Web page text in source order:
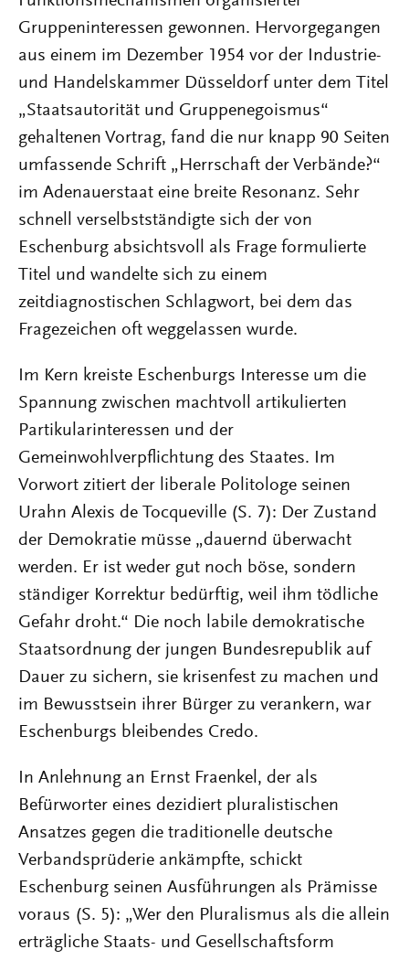
Gruppeninteressen gewonnen. Hervorgegangen
aus einem im Dezember 1954 vor der Industrie-
und Handelskammer Düsseldorf unter dem Titel
„Staatsautorität und Gruppenegoismus“
gehaltenen Vortrag, fand die nur knapp 90 Seiten
umfassende Schrift „Herrschaft der Verbände?“
im Adenauerstaat eine breite Resonanz. Sehr
schnell verselbstständigte sich der von
Eschenburg absichtsvoll als Frage formulierte
Titel und wandelte sich zu einem
zeitdiagnostischen Schlagwort, bei dem das
Fragezeichen oft weggelassen wurde.
Im Kern kreiste Eschenburgs Interesse um die
Spannung zwischen machtvoll artikulierten
Partikularinteressen und der
Gemeinwohlverpflichtung des Staates. Im
Vorwort zitiert der liberale Politologe seinen
Urahn Alexis de Tocqueville (S. 7): Der Zustand
der Demokratie müsse „dauernd überwacht
werden. Er ist weder gut noch böse, sondern
ständiger Korrektur bedürftig, weil ihm tödliche
Gefahr droht.“ Die noch labile demokratische
Staatsordnung der jungen Bundesrepublik auf
Dauer zu sichern, sie krisenfest zu machen und
im Bewusstsein ihrer Bürger zu verankern, war
Eschenburgs bleibendes Credo.
In Anlehnung an Ernst Fraenkel, der als
Befürworter eines dezidiert pluralistischen
Ansatzes gegen die traditionelle deutsche
Verbandsprüderie ankämpfte, schickt
Eschenburg seinen Ausführungen als Prämisse
voraus (S. 5): „Wer den Pluralismus als die allein
erträgliche Staats- und Gesellschaftsform